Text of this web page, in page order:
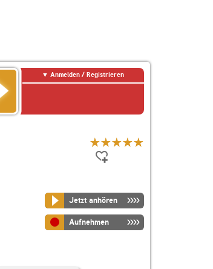
Anmelden / Registrieren
Jetzt anhören
Aufnehmen